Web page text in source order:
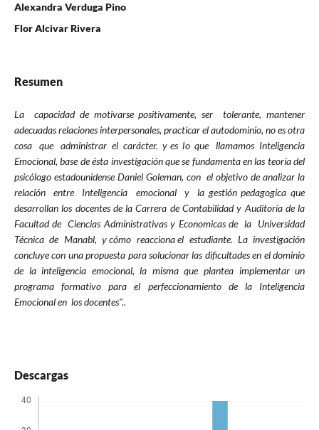
Alexandra Verduga Pino
Flor Alcivar Rivera
Resumen
La capacidad de motivarsepositivamente,sertolerante,mantener
adecuadasrelacionesinterpersonales, practicar elautodominio, no esotra
cosaqueadministrar el carácter.y es loquellamamos Inteligencia
Emocional,basedeésta investigaciónquese fundamentaen las teoríadel
psicólogo estadounidenseDaniel Goleman, con el objetivo deanalizar la
relaciónentreInteligencia emocional y la gestiónpedagogicaque
desarrollanlos docentes de la Carrera deContabilidady Auditoría dela
Facultadde Ciencias Administrativasy Economicasdela Universidad
Técnicade Manabl, ycómo reacciona el estudiante. La investigación
concluyecon unapropuesta parasolucionar las dificultades en eldominio
de la inteligencia emocional, la mismaque plantea implementar un
programaformativoparael perfeccionamiento de la Inteligencia
Emocionalen losdocentes"..
Descargas